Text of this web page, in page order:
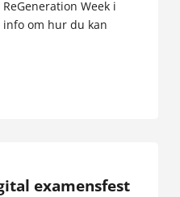
Week i
om hur du kan
examensfest